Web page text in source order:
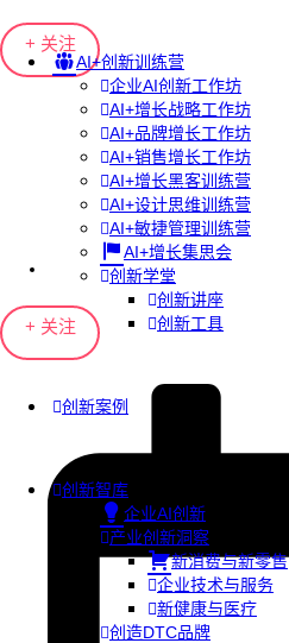
AI+创新训练营
企业AI创新工作坊
AI+增长战略工作坊
AI+品牌增长工作坊
AI+销售增长工作坊
AI+增长黑客训练营
AI+设计思维训练营
AI+敏捷管理训练营
AI+增长集思会
创新学堂
创新讲座
创新工具
创新案例
创新智库
企业AI创新
产业创新洞察
新消费与新零售
企业技术与服务
新健康与医疗
创造DTC品牌
+ 关注
+ 关注